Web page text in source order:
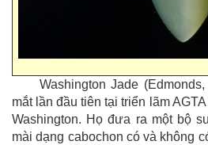
Washington Jade
mắt lần đầu tiên tại triển lãm
Washington. Họ đưa ra một bộ
mài dạng cabochon có và không